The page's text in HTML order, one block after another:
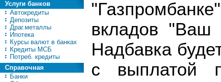
Услуги банков
Автокредиты
Депозиты
Драг.металлы
Ипотека
Курсы валют в банках
Кредиты МСБ
Потреб. кредиты
Справочная
Банки
вкладов "Ваш
Надбавка
с выплатой